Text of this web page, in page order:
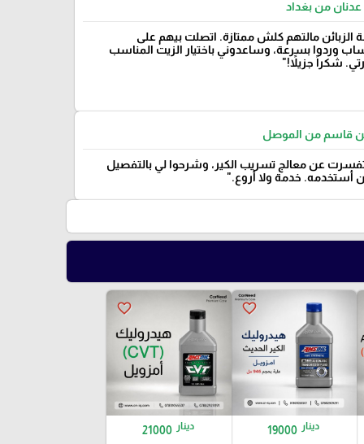
عدنان من بغداد
الزبائن مالتهم كلش ممتازة. اتصلت بيهم على
وردوا بسرعة، وساعدوني باختيار الزيت المناسب
شكراً جزيلاً!"
قاسم من الموصل
عن معالج تسريب الكير، وشرحوا لي بالتفصيل
أستخدمه. خدمة ولا أروع."
favorite_border
19000 دينار
favorite_border
21000 دينار